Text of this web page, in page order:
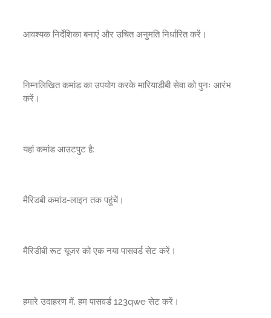
आवश्यक निर्देशिका बनाएं और उचित अनुमति निर्धारित करें।
निम्नलिखित कमांड का उपयोग करके मारियाडीबी सेवा को पुनः आरंभ
करें।
यहां कमांड आउटपुट है:
मैरिडबी कमांड-लाइन तक पहुंचें।
मैरिडीबी रूट यूजर को एक नया पासवर्ड सेट करें।
हमारे उदाहरण में, हम पासवर्ड 123qwe सेट करें।